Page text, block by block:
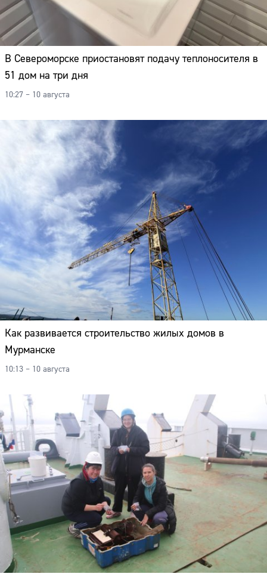
В Североморске приостановят подачу теплоносителя в
51 дом на три дня
10:27 – 10 августа
Как развивается строительство жилых домов в
Мурманске
10:13 – 10 августа